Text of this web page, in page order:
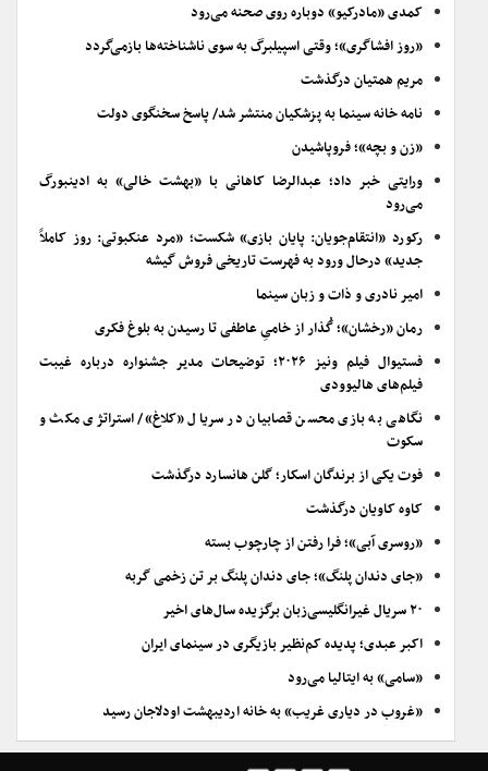
کمدی «مادرکیو» دوباره روی صحنه می‌رود
«روز افشاگری»؛ وقتی اسپیلبرگ به سوی ناشناخته‌ها بازمی‌گردد
مریم همتیان درگذشت
نامه خانه سینما به پزشکیان منتشر شد/ پاسخ سخنگوی دولت
«زن و بچه»؛ فروپاشیدن
ورایتی خبر داد؛ عبدالرضا کاهانی با «بهشت خالی» به ادینبورگ
می‌رود
رکورد «انتقام‌جویان: پایان بازی» شکست؛ «مرد عنکبوتی: روز کاملاً
جدید» درحال ورود به فهرست تاریخی فروش گیشه
امیر نادری و ذات و زبان سینما
رمان «رخشان»؛ گُذار از خامیِ عاطفی تا رسیدن به بلوغ فکری
فستیوال فیلم ونیز ۲۰۲۶؛ توضیحات مدیر جشنواره درباره غیبت
فیلم‌های هالیوودی
نگاهی به بازی محسن قصابیان در سریال «کلاغ»/ استراتژی مکث و
سکوت
فوت یکی از برندگان اسکار؛ گلن هانسارد درگذشت
کاوه کاویان درگذشت
«روسری آبی»؛ فرا رفتن از چارچوب بسته
«جای دندان پلنگ»؛ جای دندان پلنگ بر تن زخمی گربه
۲۰ سریال غیرانگلیسی‌زبان برگزیده سال‌های اخیر
اکبر عبدی؛ پدیده کم‌نظیر بازیگری در سینمای ایران
«سامی» به ایتالیا می‌رود
«غروب در دیاری غریب» به خانه اردیبهشت اودلاجان رسید